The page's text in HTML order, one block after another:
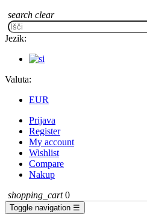
search clear
Jezik:
Valuta:
EUR
Prijava
Register
My account
Wishlist
Compare
Nakup
shopping_cart 0
Toggle navigation ☰